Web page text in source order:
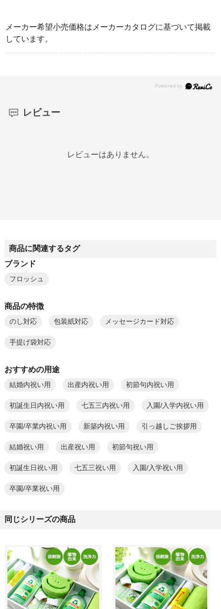
メーカー希望小売価格はメーカーカタログに基づいて掲載
しています。
レビュー
レビューはありません。
商品に関連するタグ
ブランド
フロッシュ
商品の特徴
のし対応 包装紙対応 メッセージカード対応
手提げ袋対応
おすすめの用途
結婚内祝い用 出産内祝い用 初節句内祝い用
初誕生日内祝い用 七五三内祝い用 入園/入学内祝い用
卒園/卒業内祝い用 新築内祝い用 引っ越しご挨拶用
結婚祝い用 出産祝い用 初節句祝い用
初誕生日祝い用 七五三祝い用 入園/入学祝い用
卒園/卒業祝い用
同じシリーズの商品